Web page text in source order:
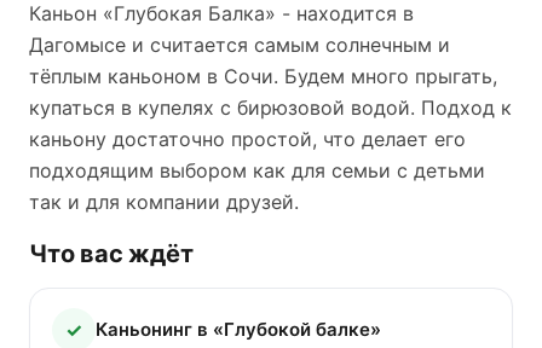
Каньон «Глубокая Балка» - находится в
Дагомысе и считается самым солнечным и
тёплым каньоном в Сочи. Будем много прыгать,
купаться в купелях с бирюзовой водой. Подход к
каньону достаточно простой, что делает его
подходящим выбором как для семьи с детьми
так и для компании друзей.
Что вас ждёт
Каньонинг в «Глубокой балке»